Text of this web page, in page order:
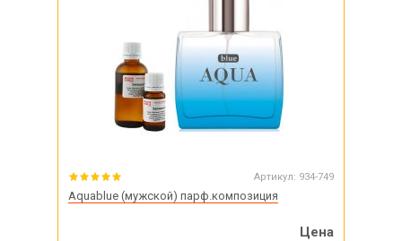
Артикул: 934-749
Aquablue (мужской) парф.композиция
Цена